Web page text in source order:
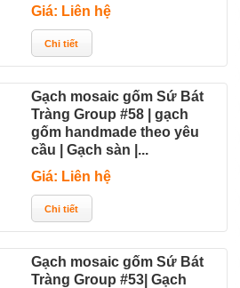
Giá: Liên hệ
Gạch mosaic gốm Sứ Bát
Tràng Group #58 | gạch
gốm handmade theo yêu
cầu | Gạch sàn |...
Giá: Liên hệ
Gạch mosaic gốm Sứ Bát
Tràng Group #53| Gạch